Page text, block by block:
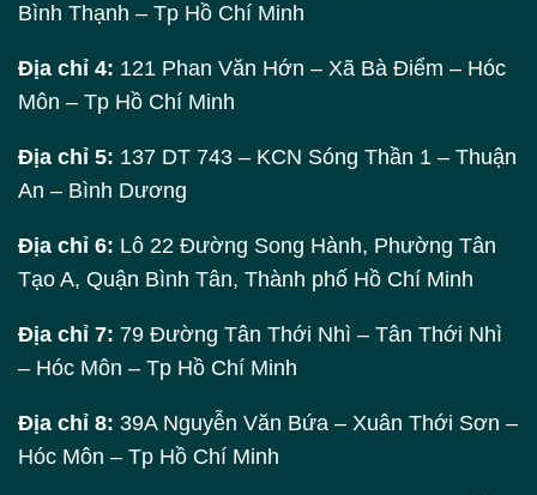
Bình Thạnh – Tp Hồ Chí Minh
Địa chỉ 4: 121 Phan Văn Hớn – Xã Bà Điểm – Hóc
Môn – Tp Hồ Chí Minh
Địa chỉ 5: 137 DT 743 – KCN Sóng Thần 1 – Thuận
An – Bình Dương
Địa chỉ 6: Lô 22 Đường Song Hành, Phường Tân
Tạo A, Quận Bình Tân, Thành phố Hồ Chí Minh
Địa chỉ 7: 79 Đường Tân Thới Nhì – Tân Thới Nhì
– Hóc Môn – Tp Hồ Chí Minh
Địa chỉ 8: 39A Nguyễn Văn Bứa – Xuân Thới Sơn –
Hóc Môn – Tp Hồ Chí Minh